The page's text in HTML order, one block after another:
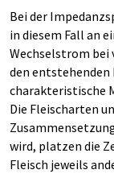
Bei der
in diesem Fall an
Wechselstrom bei
den entstehenden
charakteristische
Die Fleischarten
wird, platzen die
Fleisch jeweils